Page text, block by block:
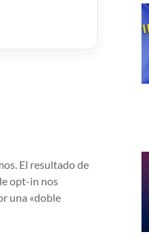
El resultado de
opt-in nos
una «doble